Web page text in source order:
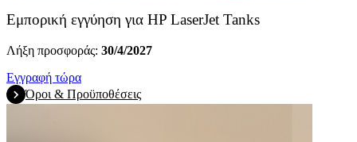
Εμπορική εγγύηση για HP LaserJet Tanks
Λήξη προσφοράς: 30/4/2027
Εγγραφή τώρα
Όροι & Προϋποθέσεις